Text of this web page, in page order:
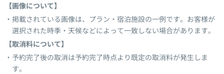
【画像について】
掲載されている画像は、プラン・宿泊施設の一例です。お客様が
選択された時季・天候などによって一致しない場合があります。
【取消料について】
予約完了後の取消は予約完了時点より既定の取消料が発生しま
す。